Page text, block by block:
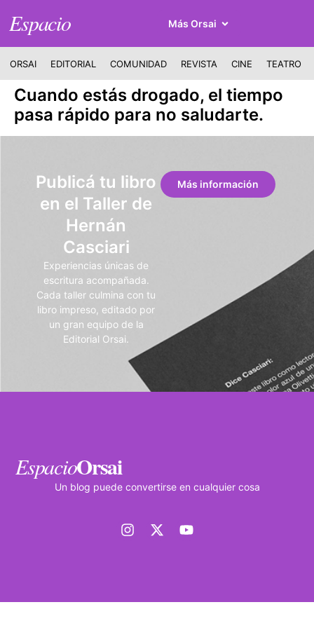
Espacio Más Orsai
ORSAI EDITORIAL COMUNIDAD REVISTA CINE TEATRO
Cuando estás drogado, el tiempo
pasa rápido para no saludarte.
Publicá tu libro
en el Taller de
Hernán
Casciari
Experiencias únicas de
escritura acompañada.
Cada taller culmina con tu
libro impreso, editado por
un gran equipo de la
Editorial Orsai.
Más información
EspacioOrsai
Un blog puede convertirse en cualquier cosa